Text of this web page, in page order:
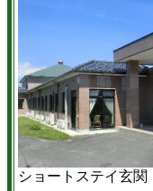
ショートステイ玄関